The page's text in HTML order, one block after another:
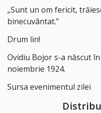
„Sunt un om fericit,
binecuvântat.”
Drum lin!
Ovidiu Bojor s-a născut
noiembrie 1924.
Sursa evenimentul zilei